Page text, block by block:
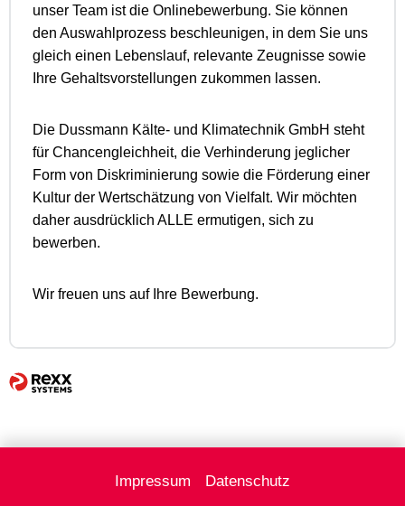
unser Team ist die Onlinebewerbung. Sie können
den Auswahlprozess beschleunigen, in dem Sie uns
gleich einen Lebenslauf, relevante Zeugnisse sowie
Ihre Gehaltsvorstellungen zukommen lassen.
Die Dussmann Kälte- und Klimatechnik GmbH steht
für Chancengleichheit, die Verhinderung jeglicher
Form von Diskriminierung sowie die Förderung einer
Kultur der Wertschätzung von Vielfalt. Wir möchten
daher ausdrücklich ALLE ermutigen, sich zu
bewerben.
Wir freuen uns auf Ihre Bewerbung.
Impressum Datenschutz